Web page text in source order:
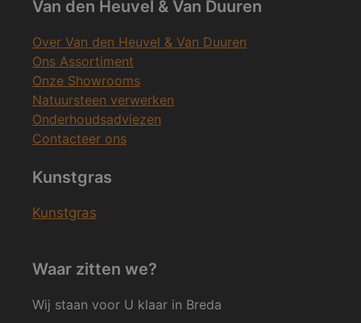
Van den Heuvel & Van Duuren
Over Van den Heuvel & Van Duuren
Ons Assortiment
Onze Showrooms
Natuursteen verwerken
Onderhoudsadviezen
Contacteer ons
Kunstgras
Kunstgras
Waar zitten we?
Wij staan voor U klaar in Breda